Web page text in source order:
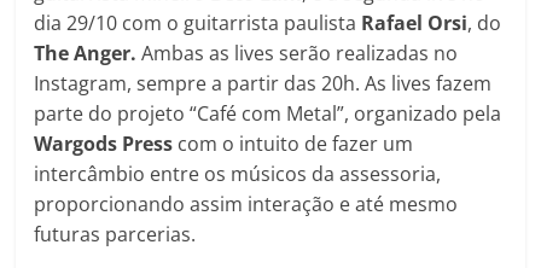
dia 29/10 com o guitarrista paulista Rafael Orsi, do
The Anger.Ambas as lives serão realizadas no
Instagram, sempre a partir das 20h. As lives fazem
parte do projeto “Café com Metal”, organizado pela
Wargods Press com o intuito de fazer um
intercâmbio entre os músicos da assessoria,
proporcionando assim interação e até mesmo
futuras parcerias.